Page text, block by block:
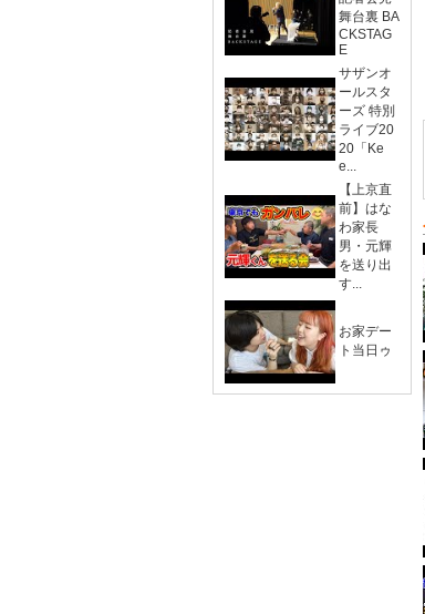
舞台裏 BA
CKSTAG
E
サザンオ
ールスタ
ーズ 特別
ライブ20
20「Ke
e...
【上京直
前】はな
わ家長
男・元輝
を送り出
す...
お家デー
ト当日ゥ